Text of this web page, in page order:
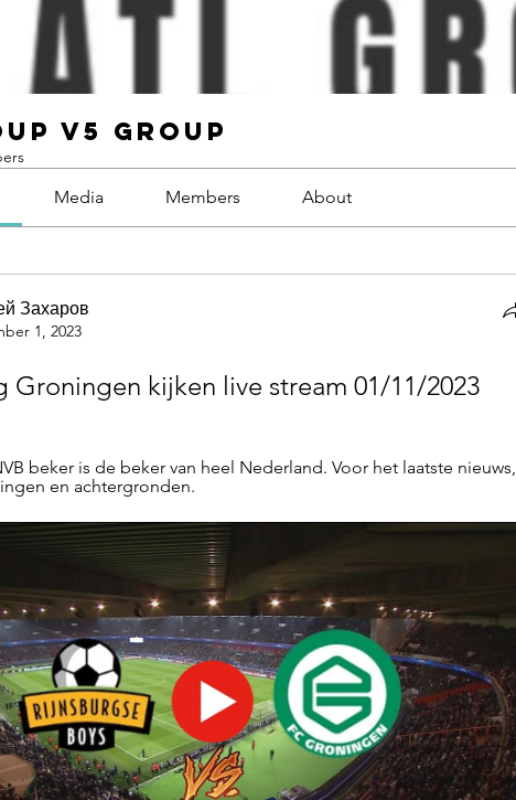
v5 Group
Media Members About
Захаров
1, 2023
Groningen kijken live stream 01/11/2023
beker is de beker van heel Nederland. Voor het laatste nieuws,
en achtergronden.